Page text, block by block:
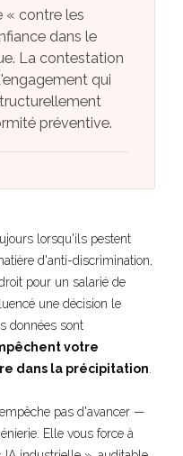
« contre les
dans le
La contestation
qui
préventive.
lorsqu'ils pestent
d'anti-discrimination,
pour un salarié de
une décision le
données sont
votre
dans la précipitation
pas d'avancer —
Elle vous force à